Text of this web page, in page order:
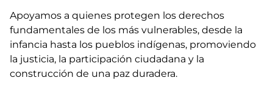
Apoyamos a quienes protegen los derechos
fundamentales de los más vulnerables, desde la
infancia hasta los pueblos indígenas, promoviendo
la justicia, la participación ciudadana y la
construcción de una paz duradera.